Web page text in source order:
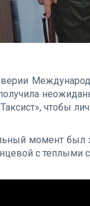
чтобы
момент был
с теплыми